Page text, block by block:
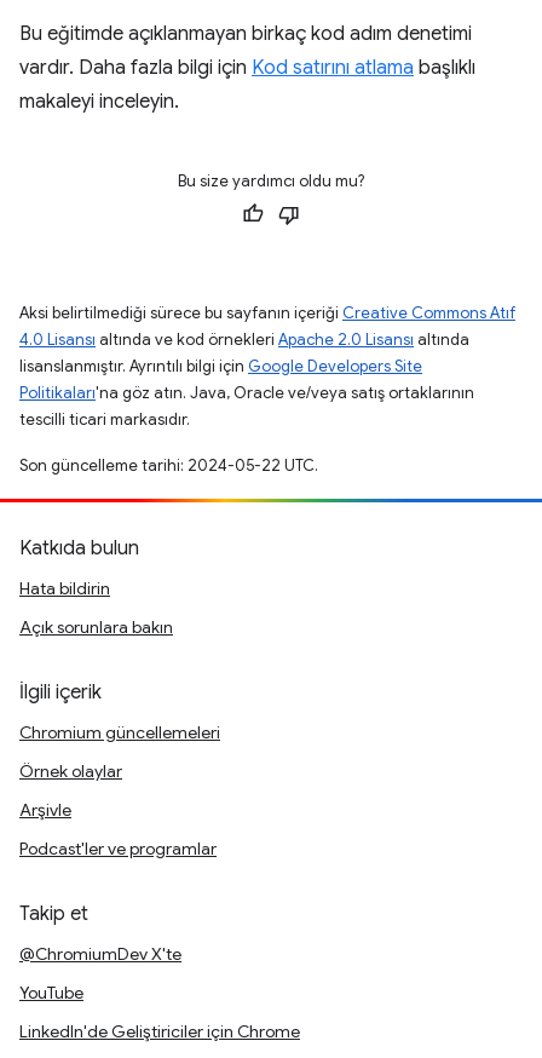
Bu eğitimde açıklanmayan birkaç kod adım denetimi
vardır. Daha fazla bilgi için Kod satırını atlama başlıklı
makaleyi inceleyin.
Bu size yardımcı oldu mu?
Aksi belirtilmediği sürece bu sayfanın içeriği Creative Commons Atıf
4.0 Lisansı altında ve kod örnekleri Apache 2.0 Lisansı altında
lisanslanmıştır. Ayrıntılı bilgi için Google Developers Site
Politikaları'na göz atın. Java, Oracle ve/veya satış ortaklarının
tescilli ticari markasıdır.
Son güncelleme tarihi: 2024-05-22 UTC.
Katkıda bulun
Hata bildirin
Açık sorunlara bakın
İlgili içerik
Chromium güncellemeleri
Örnek olaylar
Arşivle
Podcast'ler ve programlar
Takip et
@ChromiumDev X'te
YouTube
LinkedIn'de Geliştiriciler için Chrome